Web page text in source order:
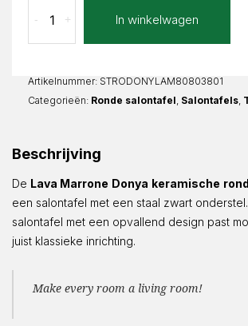
Marrone
Donya
aantal
+
- In winkelwagen
Artikelnummer: STRODONYLAM80803801
Categorieën: Ronde salontafel Salontafels
Beschrijving
De Lava Marrone Donya keramische
een salontafel met een staal zwart
salontafel met een opvallend design past
juist klassieke inrichting.
Make every room a living room!